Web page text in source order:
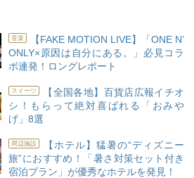
音楽
【FAKE MOTION LIVE】「ONE N’
ONLY×原因は自分にある。」必見コラ
ボ連発！ロングレポート
スイーツ
【全国各地】百貨店広報イチオ
シ！もらって絶対喜ばれる「おみや
げ」8選
周辺施設
【ホテル】猛暑の“ディズニー
旅”におすすめ！「暑さ対策セット付き
宿泊プラン」が優秀なホテルを発見！